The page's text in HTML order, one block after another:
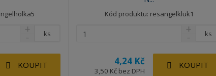
ks
KOUPIT
Kód produktu: resangelkluk1
4,24 Kč
3,50 Kč bez DPH
ks
KOUPIT